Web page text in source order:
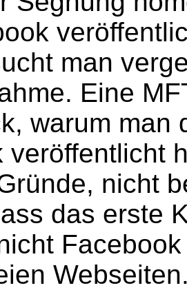
man
Eine
warum man
veröffentlicht
nicht
das erste